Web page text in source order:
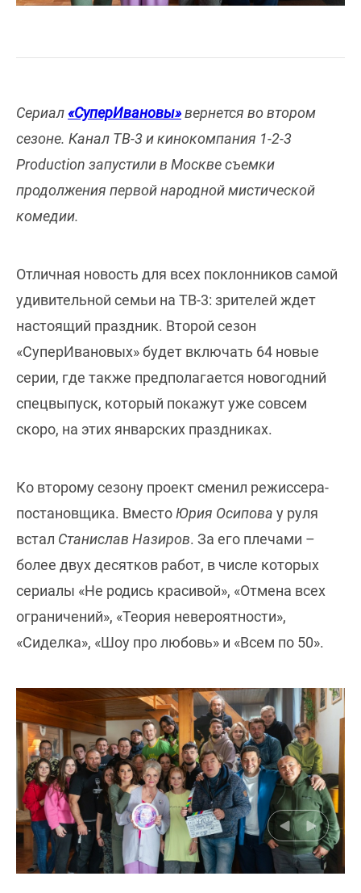
Сериал«СуперИвановы»вернется во втором
сезоне. Канал ТВ-3 и кинокомпания 1-2-3
Production запустили в Москве съемки
продолжения первой народной мистической
комедии.
Отличная новость для всех поклонников самой
удивительной семьи на ТВ-3: зрителей ждет
настоящий праздник. Второй сезон
«СуперИвановых» будет включать 64 новые
серии, где также предполагается новогодний
спецвыпуск, который покажут уже совсем
скоро, на этих январских праздниках.
Ко второму сезону проект сменил режиссера-
постановщика. ВместоЮрия Осипова у руля
встал Станислав Назиров. За его плечами –
более двух десятков работ, в числе которых
сериалы «Не родись красивой», «Отмена всех
ограничений», «Теория невероятности»,
«Сиделка», «Шоу про любовь» и «Всем по 50».